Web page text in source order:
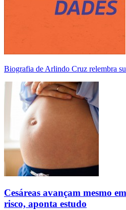
Biografia de Arlindo Cruz relembra
Cesáreas avançam mesmo
risco, aponta estudo